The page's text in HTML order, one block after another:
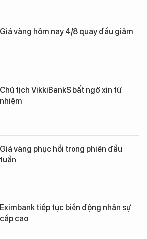
Giá vàng hôm nay 4/8 quay đầu giảm
Chủ tịch VikkiBankS bất ngờ xin từ
nhiệm
Giá vàng phục hồi trong phiên đầu
tuần
Eximbank tiếp tục biến động nhân sự
cấp cao